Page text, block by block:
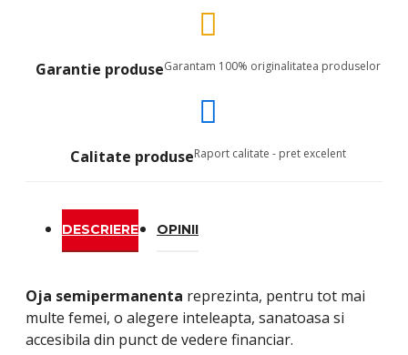
Garantie produseGarantam 100% originalitatea produselor
Calitate produseRaport calitate - pret excelent
DESCRIERE OPINII
Oja semipermanenta reprezinta, pentru tot mai
multe femei, o alegere inteleapta, sanatoasa si
accesibila din punct de vedere financiar.